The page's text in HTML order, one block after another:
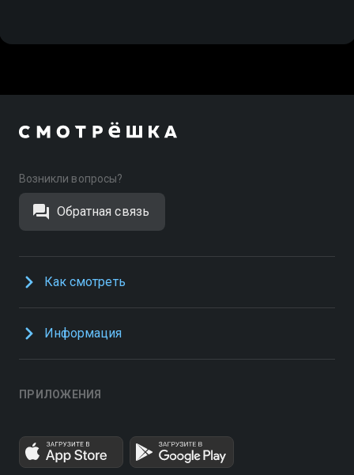
Возникли вопросы?
Обратная связь
Как смотреть
Информация
ПРИЛОЖЕНИЯ